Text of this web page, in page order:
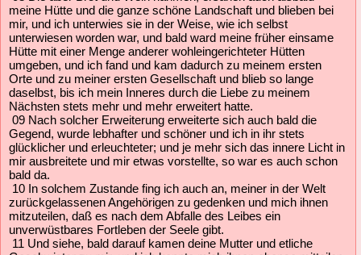
meine Hütte und die ganze schöne Landschaft und blieben bei
mir, und ich unterwies sie in der Weise, wie ich selbst
unterwiesen worden war, und bald ward meine früher einsame
Hütte mit einer Menge anderer wohleingerichteter Hütten
umgeben, und ich fand und kam dadurch zu meinem ersten
Orte und zu meiner ersten Gesellschaft und blieb so lange
daselbst, bis ich mein Inneres durch die Liebe zu meinem
Nächsten stets mehr und mehr erweitert hatte.
09 Nach solcher Erweiterung erweiterte sich auch bald die
Gegend, wurde lebhafter und schöner und ich in ihr stets
glücklicher und erleuchteter; und je mehr sich das innere Licht in
mir ausbreitete und mir etwas vorstellte, so war es auch schon
bald da.
10 In solchem Zustande fing ich auch an, meiner in der Welt
zurückgelassenen Angehörigen zu gedenken und mich ihnen
mitzuteilen, daß es nach dem Abfalle des Leibes ein
unverwüstbares Fortleben der Seele gibt.
11 Und siehe, bald darauf kamen deine Mutter und etliche